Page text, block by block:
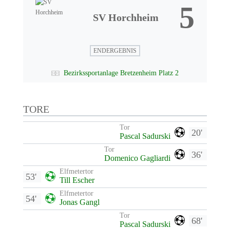
SV Horchheim 5
ENDERGEBNIS
Bezirkssportanlage Bretzenheim Platz 2
TORE
20'
Tor
Pascal Sadurski
36'
Tor
Domenico Gagliardi
Elfmetertor
Till Escher
53'
Elfmetertor
Jonas Gangl
54'
68'
Tor
Pascal Sadurski